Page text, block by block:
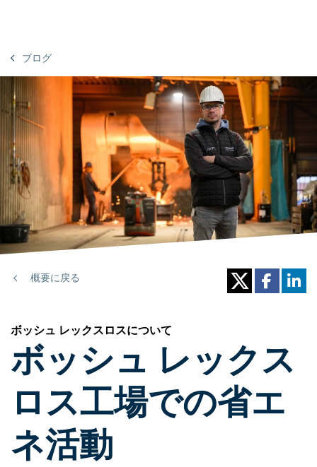
ブログ
概要に戻る
ボッシュ レックスロスについて
ボッシュ レックス
ロス工場での省エ
ネ活動